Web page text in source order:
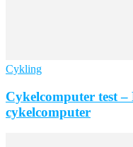
Cykling
Cykelcomputer test –
cykelcomputer